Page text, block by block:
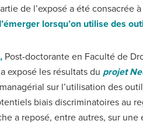
de l’exposé a été consacrée
lorsqu’on utilise des
Post-doctorante en Faculté de
exposé les résultats du projet
sur l’utilisation des
biais discriminatoires au
a reposé, entre autres, sur une